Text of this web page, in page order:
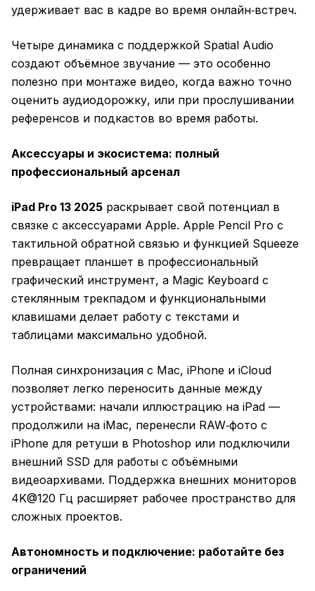
удерживает вас в кадре во время онлайн‑встреч.
Четыре динамика с поддержкой Spatial Audio
создают объёмное звучание — это особенно
полезно при монтаже видео, когда важно точно
оценить аудиодорожку, или при прослушивании
референсов и подкастов во время работы.
Аксессуары и экосистема: полный
профессиональный арсенал
iPad Pro 13 2025 раскрывает свой потенциал в
связке с аксессуарами Apple. Apple Pencil Pro с
тактильной обратной связью и функцией Squeeze
превращает планшет в профессиональный
графический инструмент, а Magic Keyboard с
стеклянным трекпадом и функциональными
клавишами делает работу с текстами и
таблицами максимально удобной.
Полная синхронизация с Mac, iPhone и iCloud
позволяет легко переносить данные между
устройствами: начали иллюстрацию на iPad —
продолжили на iMac, перенесли RAW‑фото с
iPhone для ретуши в Photoshop или подключили
внешний SSD для работы с объёмными
видеоархивами. Поддержка внешних мониторов
4K@120 Гц расширяет рабочее пространство для
сложных проектов.
Автономность и подключение: работайте без
ограничений